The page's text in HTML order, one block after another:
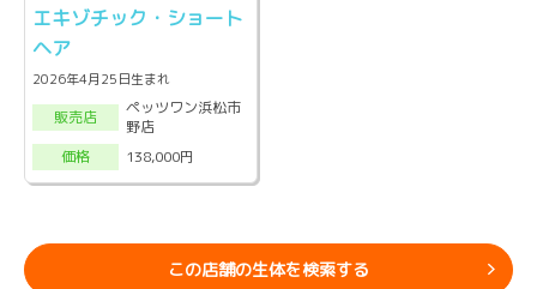
エキゾチック・ショート
ヘア
2026年4月25日生まれ
販売店
ペッツワン浜松市
野店
価格
138,000円
この店舗の生体を検索する